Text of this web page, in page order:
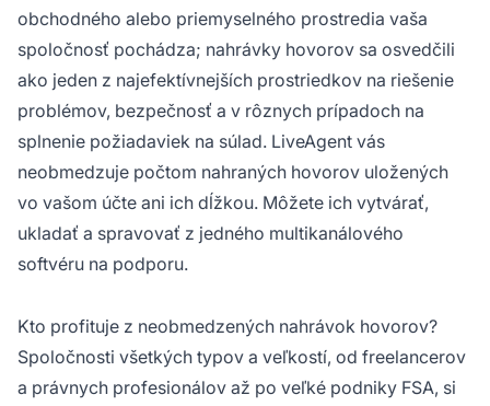
obchodného alebo priemyselného prostredia vaša
spoločnosť pochádza; nahrávky hovorov sa osvedčili
ako jeden z najefektívnejších prostriedkov na riešenie
problémov, bezpečnosť a v rôznych prípadoch na
splnenie požiadaviek na súlad. LiveAgent vás
neobmedzuje počtom nahraných hovorov uložených
vo vašom účte ani ich dĺžkou. Môžete ich vytvárať,
ukladať a spravovať z jedného multikanálového
softvéru na podporu.
Kto profituje z neobmedzených nahrávok hovorov?
Spoločnosti všetkých typov a veľkostí, od freelancerov
a právnych profesionálov až po veľké podniky FSA, si